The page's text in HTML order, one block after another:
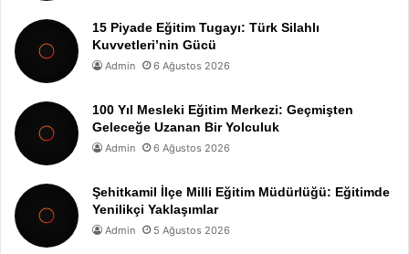
15 Piyade Eğitim Tugayı: Türk Silahlı
Kuvvetleri’nin Gücü
Admin 6 Ağustos 2026
100 Yıl Mesleki Eğitim Merkezi: Geçmişten
Geleceğe Uzanan Bir Yolculuk
Admin 6 Ağustos 2026
Şehitkamil İlçe Milli Eğitim Müdürlüğü: Eğitimde
Yenilikçi Yaklaşımlar
Admin 5 Ağustos 2026